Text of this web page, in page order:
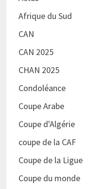
Afrique du Sud
CAN
CAN 2025
CHAN 2025
Condoléance
Coupe Arabe
Coupe d'Algérie
coupe de la CAF
Coupe de la Ligue
Coupe du monde